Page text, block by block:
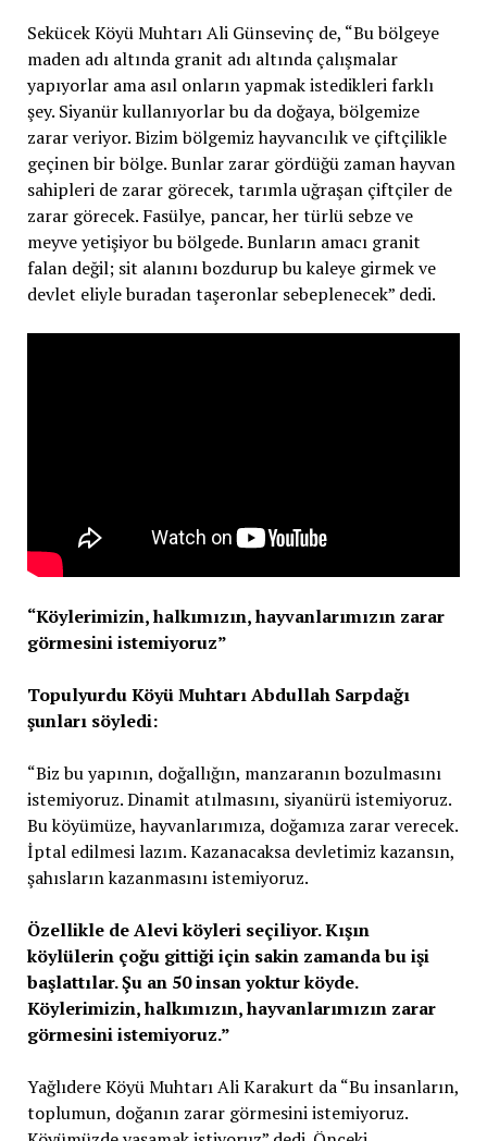
Sekücek Köyü Muhtarı Ali Günsevinç de, “Bu bölgeye
maden adı altında granit adı altında çalışmalar
yapıyorlar ama asıl onların yapmak istedikleri farklı
şey. Siyanür kullanıyorlar bu da doğaya, bölgemize
zarar veriyor. Bizim bölgemiz hayvancılık ve çiftçilikle
geçinen bir bölge. Bunlar zarar gördüğü zaman hayvan
sahipleri de zarar görecek, tarımla uğraşan çiftçiler de
zarar görecek. Fasülye, pancar, her türlü sebze ve
meyve yetişiyor bu bölgede. Bunların amacı granit
falan değil; sit alanını bozdurup bu kaleye girmek ve
devlet eliyle buradan taşeronlar sebeplenecek” dedi.
“Köylerimizin, halkımızın, hayvanlarımızın zarar
görmesini istemiyoruz”
Topulyurdu Köyü Muhtarı Abdullah Sarpdağı
şunları söyledi:
“Biz bu yapının, doğallığın, manzaranın bozulmasını
istemiyoruz. Dinamit atılmasını, siyanürü istemiyoruz.
Bu köyümüze, hayvanlarımıza, doğamıza zarar verecek.
İptal edilmesi lazım. Kazanacaksa devletimiz kazansın,
şahısların kazanmasını istemiyoruz.
Özellikle de Alevi köyleri seçiliyor. Kışın
köylülerin çoğu gittiği için sakin zamanda bu işi
başlattılar. Şu an 50 insan yoktur köyde.
Köylerimizin, halkımızın, hayvanlarımızın zarar
görmesini istemiyoruz.”
Yağlıdere Köyü Muhtarı Ali Karakurt da “Bu insanların,
toplumun, doğanın zarar görmesini istemiyoruz.